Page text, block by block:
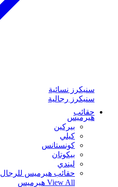
سنيكرز نسائية
سنيكرز رجالية
حقائب
هيرميس
بيركين
كيلي
كونستانس
بيكوتان
ليندي
حقائب هيرميس للرجال
View All هيرميس